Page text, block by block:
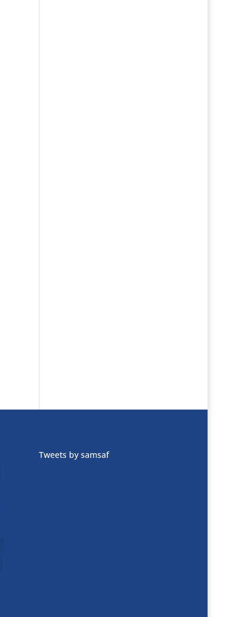
Tweets by samsaf